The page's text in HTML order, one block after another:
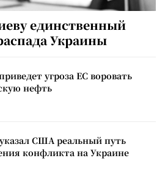
единственный
Украины
угроза ЕС воровать
нефть
США реальный путь
конфликта на Украине